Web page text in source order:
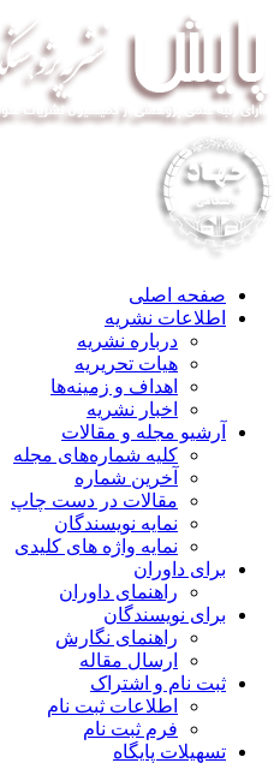
صفحه اصلی
اطلاعات نشریه
درباره نشریه
هیات تحریریه
اهداف و زمینه‌ها
اخبار نشریه
آرشیو مجله و مقالات
کلیه شماره‌های مجله
آخرین شماره
مقالات در دست چاپ
نمایه نویسندگان
نمایه واژه های کلیدی
برای داوران
راهنمای داوران
برای نویسندگان
راهنمای نگارش
ارسال مقاله
ثبت نام و اشتراک
اطلاعات ثبت نام
فرم ثبت نام
تسهیلات پایگاه